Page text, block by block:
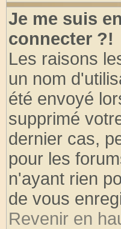
Je me suis
connecter ?!
Les raisons
un nom
été envoyé
supprimé
dernier cas,
pour les
n'ayant rien
de vous
Revenir en